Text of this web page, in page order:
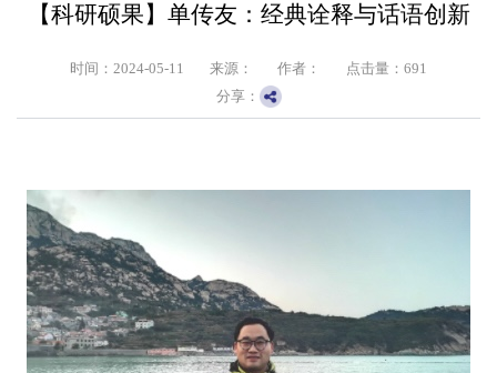
【科研硕果】单传友：经典诠释与话语创新
时间：2024-05-11 来源： 作者： 点击量： 691
分享：